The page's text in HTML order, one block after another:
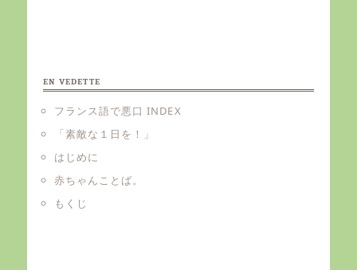
EN VEDETTE
フランス語で悪口 INDEX
「素敵な１日を！」
はじめに
赤ちゃんことば。
もくじ